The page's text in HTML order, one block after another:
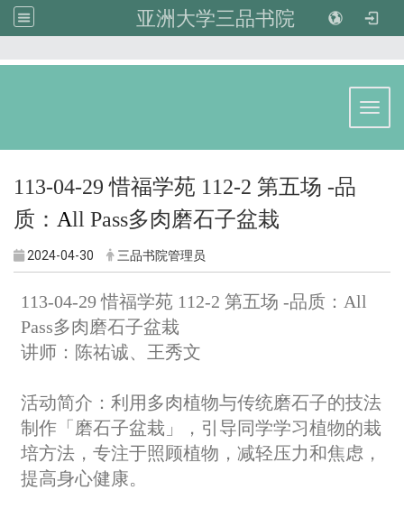
亚洲大学三品书院
113-04-29 惜福学苑 112-2 第五场 -品
质： All Pass多肉磨石子盆栽
2024-04-30 三品书院管理员
113-04-29 惜福学苑 112-2 第五场 -品质：All
Pass多肉磨石子盆栽
讲师：陈祐诚、王秀文
活动简介：利用多肉植物与传统磨石子的技法
制作「磨石子盆栽」，引导同学学习植物的栽
培方法，专注于照顾植物，减轻压力和焦虑，
提高身心健康。